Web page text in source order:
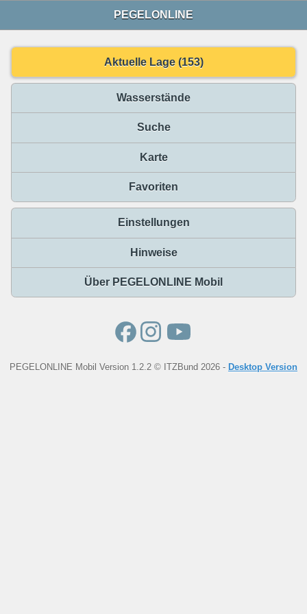
PEGELONLINE
Aktuelle Lage (153)
Wasserstände
Suche
Karte
Favoriten
Einstellungen
Hinweise
Über PEGELONLINE Mobil
PEGELONLINE Mobil Version 1.2.2 © ITZBund 2026 - Desktop Version